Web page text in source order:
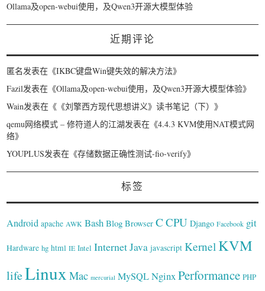
Ollama及open-webui使用，及Qwen3开源大模型体验
近期评论
匿名发表在《IKBC键盘Win键失效的解决方法》
Fazil发表在《Ollama及open-webui使用，及Qwen3开源大模型体验》
Wain发表在《 《刘擎西方现代思想讲义》读书笔记（下）》
qemu网络模式 – 修符道人的江湖发表在《4.4.3 KVM使用NAT模式网
络》
YOUPLUS发表在《存储数据正确性测试-fio-verify》
标签
Android apache AWK Bash Blog Browser C CPU Django Facebook git
Hardware hg html IE Intel InternetJava javascript Kernel KVM
lifeLinux Mac mercurial MySQLNginxPerformance PHP